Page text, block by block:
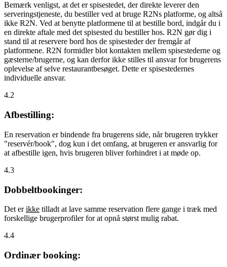
Bemærk venligst, at det er spisestedet, der direkte leverer den
serveringstjeneste, du bestiller ved at bruge R2Ns platforme, og altså
ikke R2N. Ved at benytte platformene til at bestille bord, indgår du i
en direkte aftale med det spisested du bestiller hos. R2N gør dig i
stand til at reservere bord hos de spisesteder der fremgår af
platformene. R2N formidler blot kontakten mellem spisestederne og
gæsterne/brugerne, og kan derfor ikke stilles til ansvar for brugerens
oplevelse af selve restaurantbesøget. Dette er spisestedernes
individuelle ansvar.
4.2
Afbestilling:
En reservation er bindende fra brugerens side, når brugeren trykker
"reservér/book", dog kun i det omfang, at brugeren er ansvarlig for
at afbestille igen, hvis brugeren bliver forhindret i at møde op.
4.3
Dobbeltbookinger:
Det erikke tilladt at lave samme reservation flere gange i træk med
forskellige brugerprofiler for at opnå størst mulig rabat.
4.4
Ordinær booking: